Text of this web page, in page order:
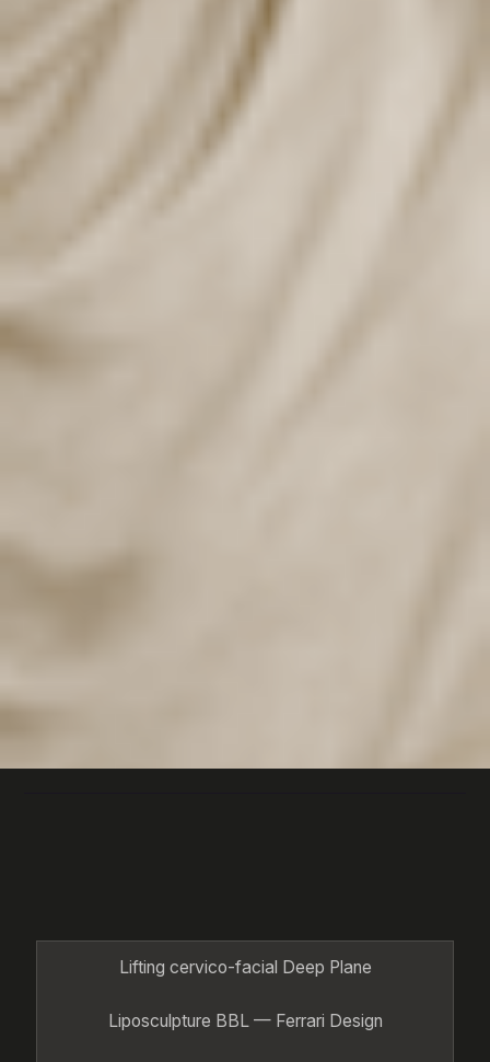
Lifting cervico-facial Deep Plane
Liposculpture BBL — Ferrari Design